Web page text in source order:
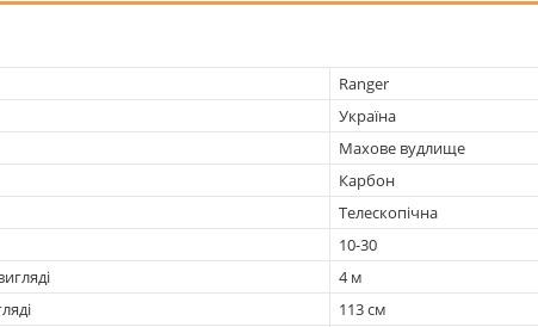
Ranger
Україна
Махове вудлище
Карбон
Телескопічна
10-30
4 м
113 см